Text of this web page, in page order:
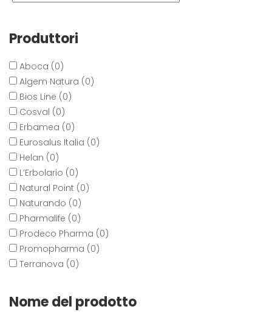
Produttori
Aboca (0)
Algem Natura (0)
Bios Line (0)
Cosval (0)
Erbamea (0)
Eurosalus Italia (0)
Helan (0)
L’Erbolario (0)
Natural Point (0)
Naturando (0)
Pharmalife (0)
Prodeco Pharma (0)
Promopharma (0)
Terranova (0)
Nome del prodotto